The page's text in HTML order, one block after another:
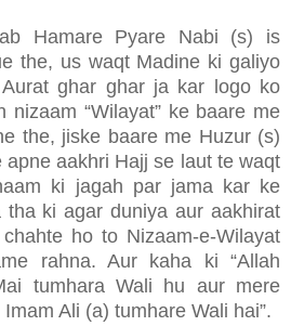
Hamare Pyare Nabi (s) is
the, us waqt Madine ki galiyo
ghar ghar ja kar logo ko
nizaam “Wilayat” ke baare me
the, jiske baare me Huzur (s)
apne aakhri Hajj se laut te waqt
ki jagah par jama kar ke
tha ki agar duniya aur aakhirat
ho to Nizaam-e-Wilayat
rahna. Aur kaha ki “Allah
tumhara Wali hu aur mere
Ali (a) tumhare Wali hai”.